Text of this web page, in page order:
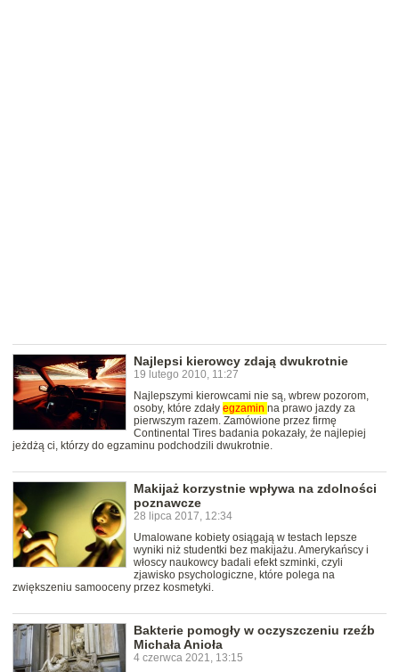
Najlepsi kierowcy zdają dwukrotnie
19 lutego 2010, 11:27
Najlepszymi kierowcami nie są, wbrew pozorom,
osoby, które zdały egzamin na prawo jazdy za
pierwszym razem. Zamówione przez firmę
Continental Tires badania pokazały, że najlepiej
jeżdżą ci, którzy do egzaminu podchodzili dwukrotnie.
Makijaż korzystnie wpływa na zdolności
poznawcze
28 lipca 2017, 12:34
Umalowane kobiety osiągają w testach lepsze
wyniki niż studentki bez makijażu. Amerykańscy i
włoscy naukowcy badali efekt szminki, czyli
zjawisko psychologiczne, które polega na
zwiększeniu samooceny przez kosmetyki.
Bakterie pomogły w oczyszczeniu rzeźb
Michała Anioła
4 czerwca 2021, 13:15